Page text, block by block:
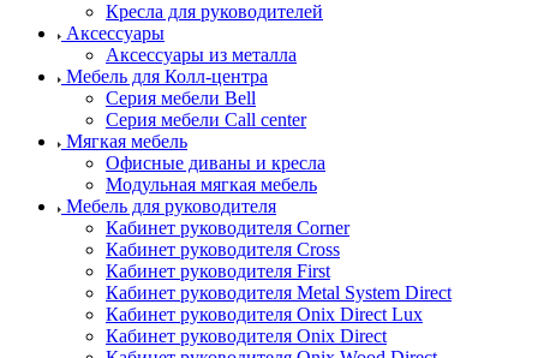
Кресла для руководителей
Аксессуары
Аксессуары из металла
Мебель для Колл-центра
Серия мебели Bell
Серия мебели Call center
Мягкая мебель
Офисные диваны и кресла
Модульная мягкая мебель
Мебель для руководителя
Кабинет руководителя Corner
Кабинет руководителя Cross
Кабинет руководителя First
Кабинет руководителя Metal System Direct
Кабинет руководителя Onix Direct Lux
Кабинет руководителя Onix Direct